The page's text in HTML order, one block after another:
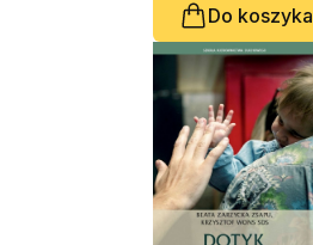
Do koszyka